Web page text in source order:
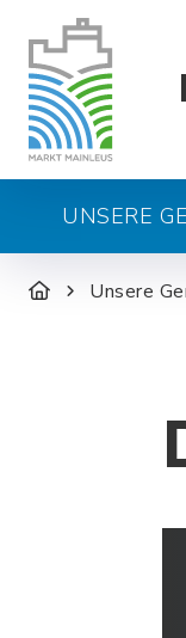
UNSERE
Unsere